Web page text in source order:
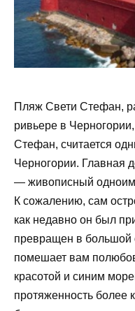
Пляж Свети Стефан,
ривьере в
Стефан, считается
Черногории. Главная
— живописный
К сожалению, сам
как недавно он был
превращен в большой
помешает вам
красотой и синим
протяженность более